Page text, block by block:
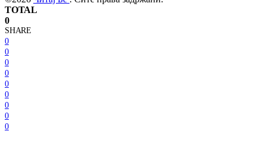
TOTAL
0
SHARE
0
0
0
0
0
0
0
0
0